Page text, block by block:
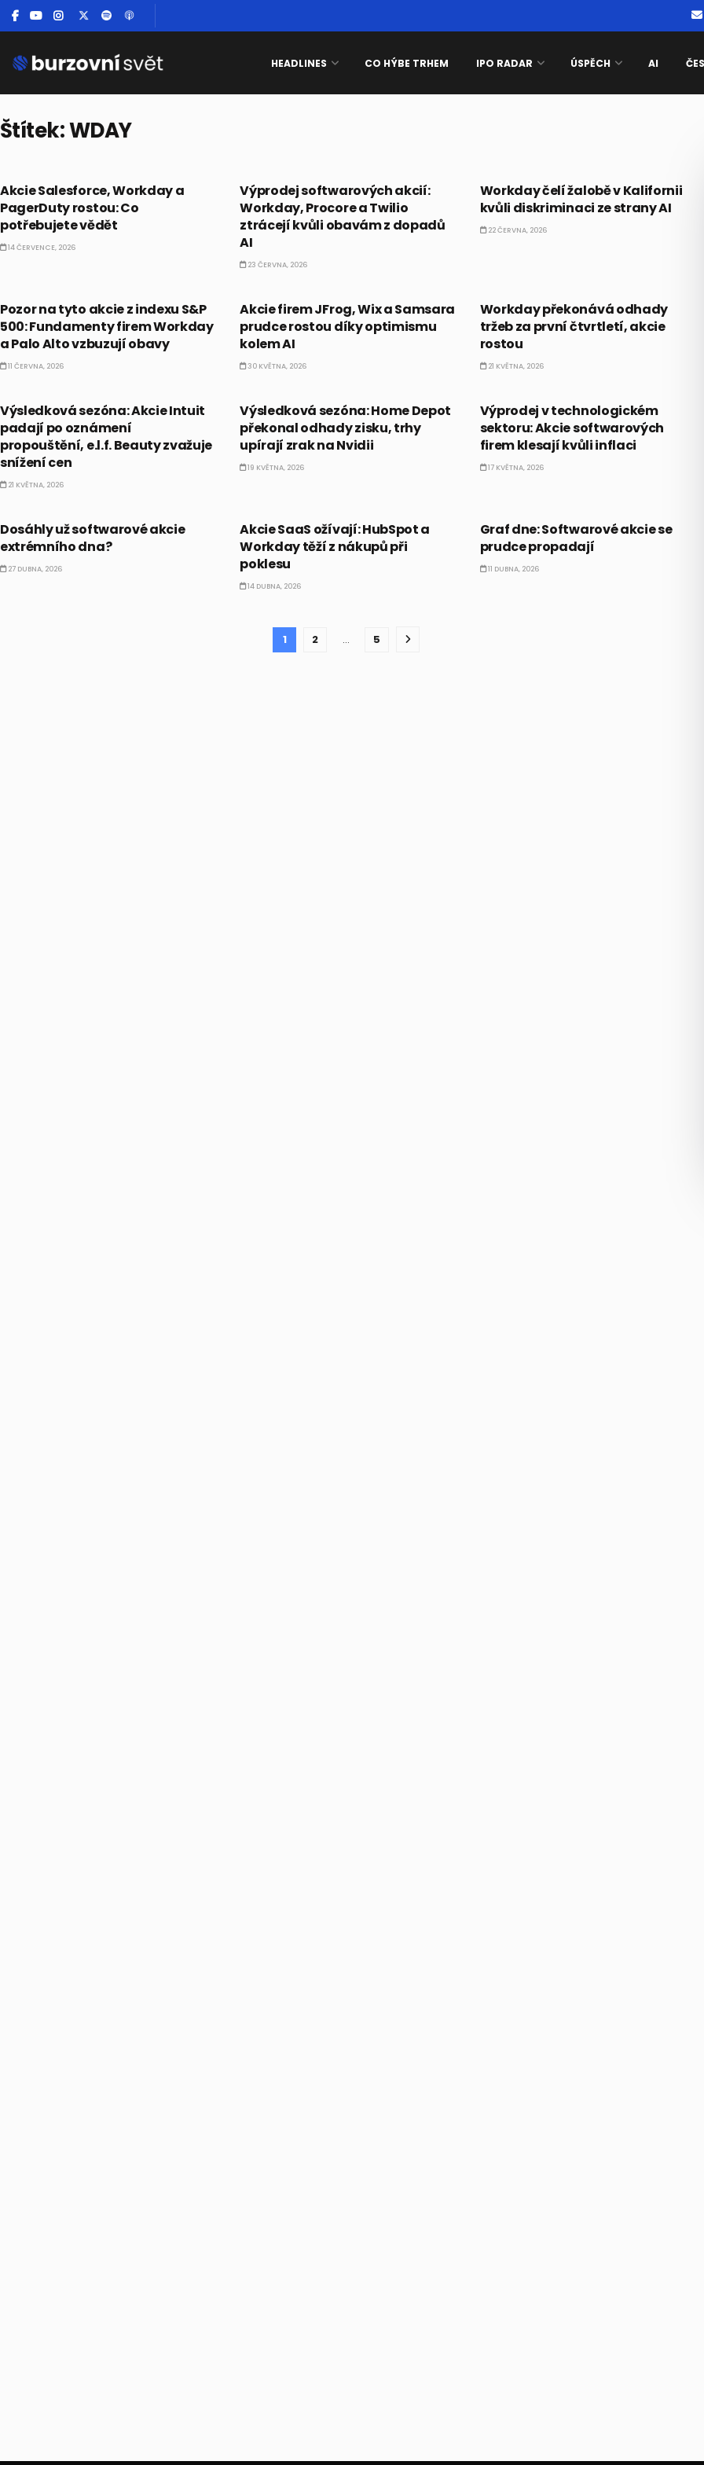
HEADLINES CO HÝBE TRHEM IPO RADAR ÚSPĚCH AI
Štítek:WDAY
Akcie Salesforce, Workday a
PagerDuty rostou: Co
potřebujete vědět
14 ČERVENCE, 2026
Výprodej softwarových akcií:
Workday, Procore a Twilio
ztrácejí kvůli obavám z dopadů
AI
23 ČERVNA, 2026
Workday čelí žalobě v Kalifornii
kvůli diskriminaci ze strany AI
22 ČERVNA, 2026
Pozor na tyto akcie z indexu S&P
500: Fundamenty firem Workday
a Palo Alto vzbuzují obavy
11 ČERVNA, 2026
Akcie firem JFrog, Wix a Samsara
prudce rostou díky optimismu
kolem AI
30 KVĚTNA, 2026
Workday překonává odhady
tržeb za první čtvrtletí, akcie
rostou
21 KVĚTNA, 2026
Výsledková sezóna: Akcie Intuit
padají po oznámení
propouštění, e.l.f. Beauty zvažuje
snížení cen
21 KVĚTNA, 2026
Výsledková sezóna: Home Depot
překonal odhady zisku, trhy
upírají zrak na Nvidii
19 KVĚTNA, 2026
Výprodej v technologickém
sektoru: Akcie softwarových
firem klesají kvůli inflaci
17 KVĚTNA, 2026
Dosáhly už softwarové akcie
extrémního dna?
27 DUBNA, 2026
Akcie SaaS ožívají: HubSpot a
Workday těží z nákupů při
poklesu
14 DUBNA, 2026
Graf dne: Softwarové akcie se
prudce propadají
11 DUBNA, 2026
1 2 … 5